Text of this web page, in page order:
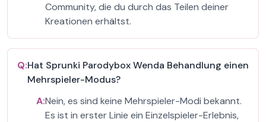
Community, die du durch das Teilen deiner
Kreationen erhältst.
Q:Hat Sprunki Parodybox Wenda Behandlung einen
Mehrspieler-Modus?
A:Nein, es sind keine Mehrspieler-Modi bekannt.
Es ist in erster Linie ein Einzelspieler-Erlebnis,